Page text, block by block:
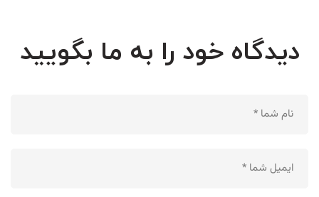
دیدگاه خود را به ما بگویید